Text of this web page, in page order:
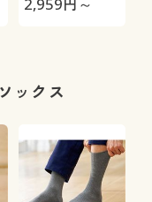
ックス